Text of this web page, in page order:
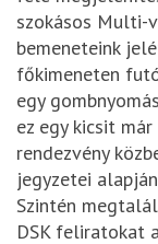
szokásos Multi-
bemeneteink
főkimeneten
egy
ez egy kicsit
rendezvény
jegyzetei
Szintén
DSK feliratokat